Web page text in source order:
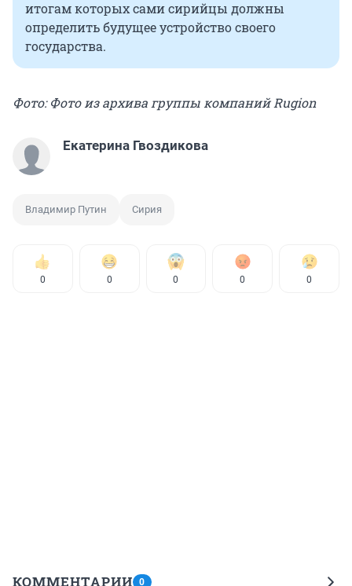
итогам которых сами сирийцы должны
определить будущее устройство своего
государства.
Фото: Фото из архива группы компаний Rugion
Екатерина Гвоздикова
Владимир Путин Сирия
0 0 0 0 0
КОММЕНТАРИИ 0